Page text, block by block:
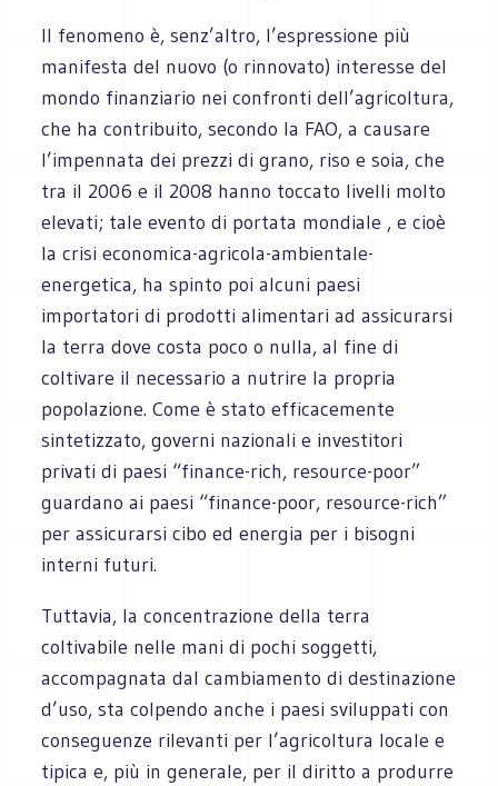
Il fenomeno è, senz’altro, l’espressione più
manifesta del nuovo (o rinnovato) interesse del
mondo finanziario nei confronti dell’agricoltura,
che ha contribuito, secondo la FAO, a causare
l’impennata dei prezzi di grano, riso e soia, che
tra il 2006 e il 2008 hanno toccato livelli molto
elevati; tale evento di portata mondiale , e cioè
la crisi economica-agricola-ambientale-
energetica, ha spinto poi alcuni paesi
importatori di prodotti alimentari ad assicurarsi
la terra dove costa poco o nulla, al fine di
coltivare il necessario a nutrire la propria
popolazione. Come è stato efficacemente
sintetizzato, governi nazionali e investitori
privati di paesi “finance-rich, resource-poor”
guardano ai paesi “finance-poor, resource-rich”
per assicurarsi cibo ed energia per i bisogni
interni futuri.
Tuttavia, la concentrazione della terra
coltivabile nelle mani di pochi soggetti,
accompagnata dal cambiamento di destinazione
d’uso, sta colpendo anche i paesi sviluppati con
conseguenze rilevanti per l’agricoltura locale e
tipica e, più in generale, per il diritto a produrre